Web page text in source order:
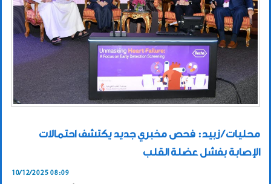
محليات / زبيد: فحص مخبري جديد يكتشف احتمالات
الإصابة بفشل عضلة القلب
10/12/2025 08:09